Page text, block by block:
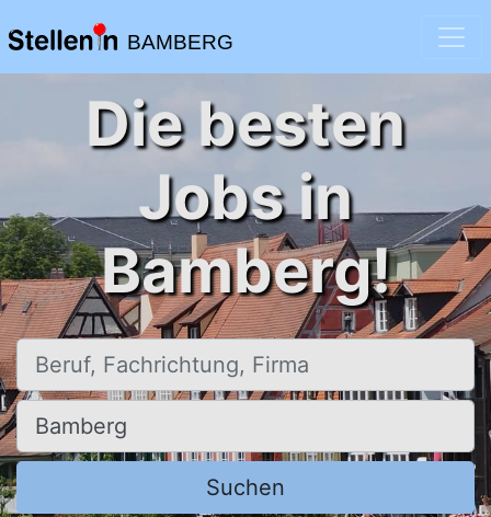
BAMBERG
Die besten
Jobs in
Bamberg!
Beruf, Fachrichtung, Firma
Ort, Stadt
Suchen